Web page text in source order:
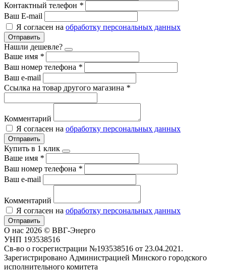
Контактный телефон *
Ваш E-mail
Я согласен на обработку персональных данных
Отправить
Нашли дешевле?
Ваше имя *
Ваш номер телефона *
Ваш e-mail
Ссылка на товар другого магазина *
Комментарий
Я согласен на обработку персональных данных
Отправить
Купить в 1 клик
Ваше имя *
Ваш номер телефона *
Ваш e-mail
Комментарий
Я согласен на обработку персональных данных
Отправить
О нас 2026 © ВВГ-Энерго
УНП 193538516
Св-во о госрегистрации №193538516 от 23.04.2021.
Зарегистрировано Администрацией Минского городского
исполнительного комитета